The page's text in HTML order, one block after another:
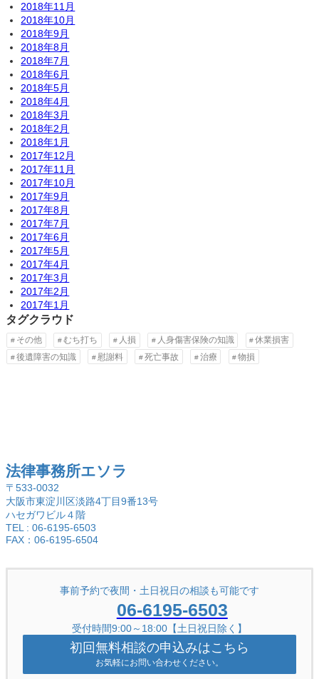
2018年11月
2018年10月
2018年9月
2018年8月
2018年7月
2018年6月
2018年5月
2018年4月
2018年3月
2018年2月
2018年1月
2017年12月
2017年11月
2017年10月
2017年9月
2017年8月
2017年7月
2017年6月
2017年5月
2017年4月
2017年3月
2017年2月
2017年1月
タグクラウド
その他 むち打ち 人損 人身傷害保険の知識
休業損害
後遺障害の知識
慰謝料 死亡事故 治療 物損
法律事務所エソラ
〒533-0032
大阪市東淀川区淡路4丁目9番13号
ハセガワビル４階
TEL : 06-6195-6503
FAX：06-6195-6504
事前予約で夜間・土日祝日の相談も可能です
06-6195-6503
受付時間9:00～18:00【土日祝日除く】
初回無料相談の申込みはこちら
お気軽にお問い合わせください。